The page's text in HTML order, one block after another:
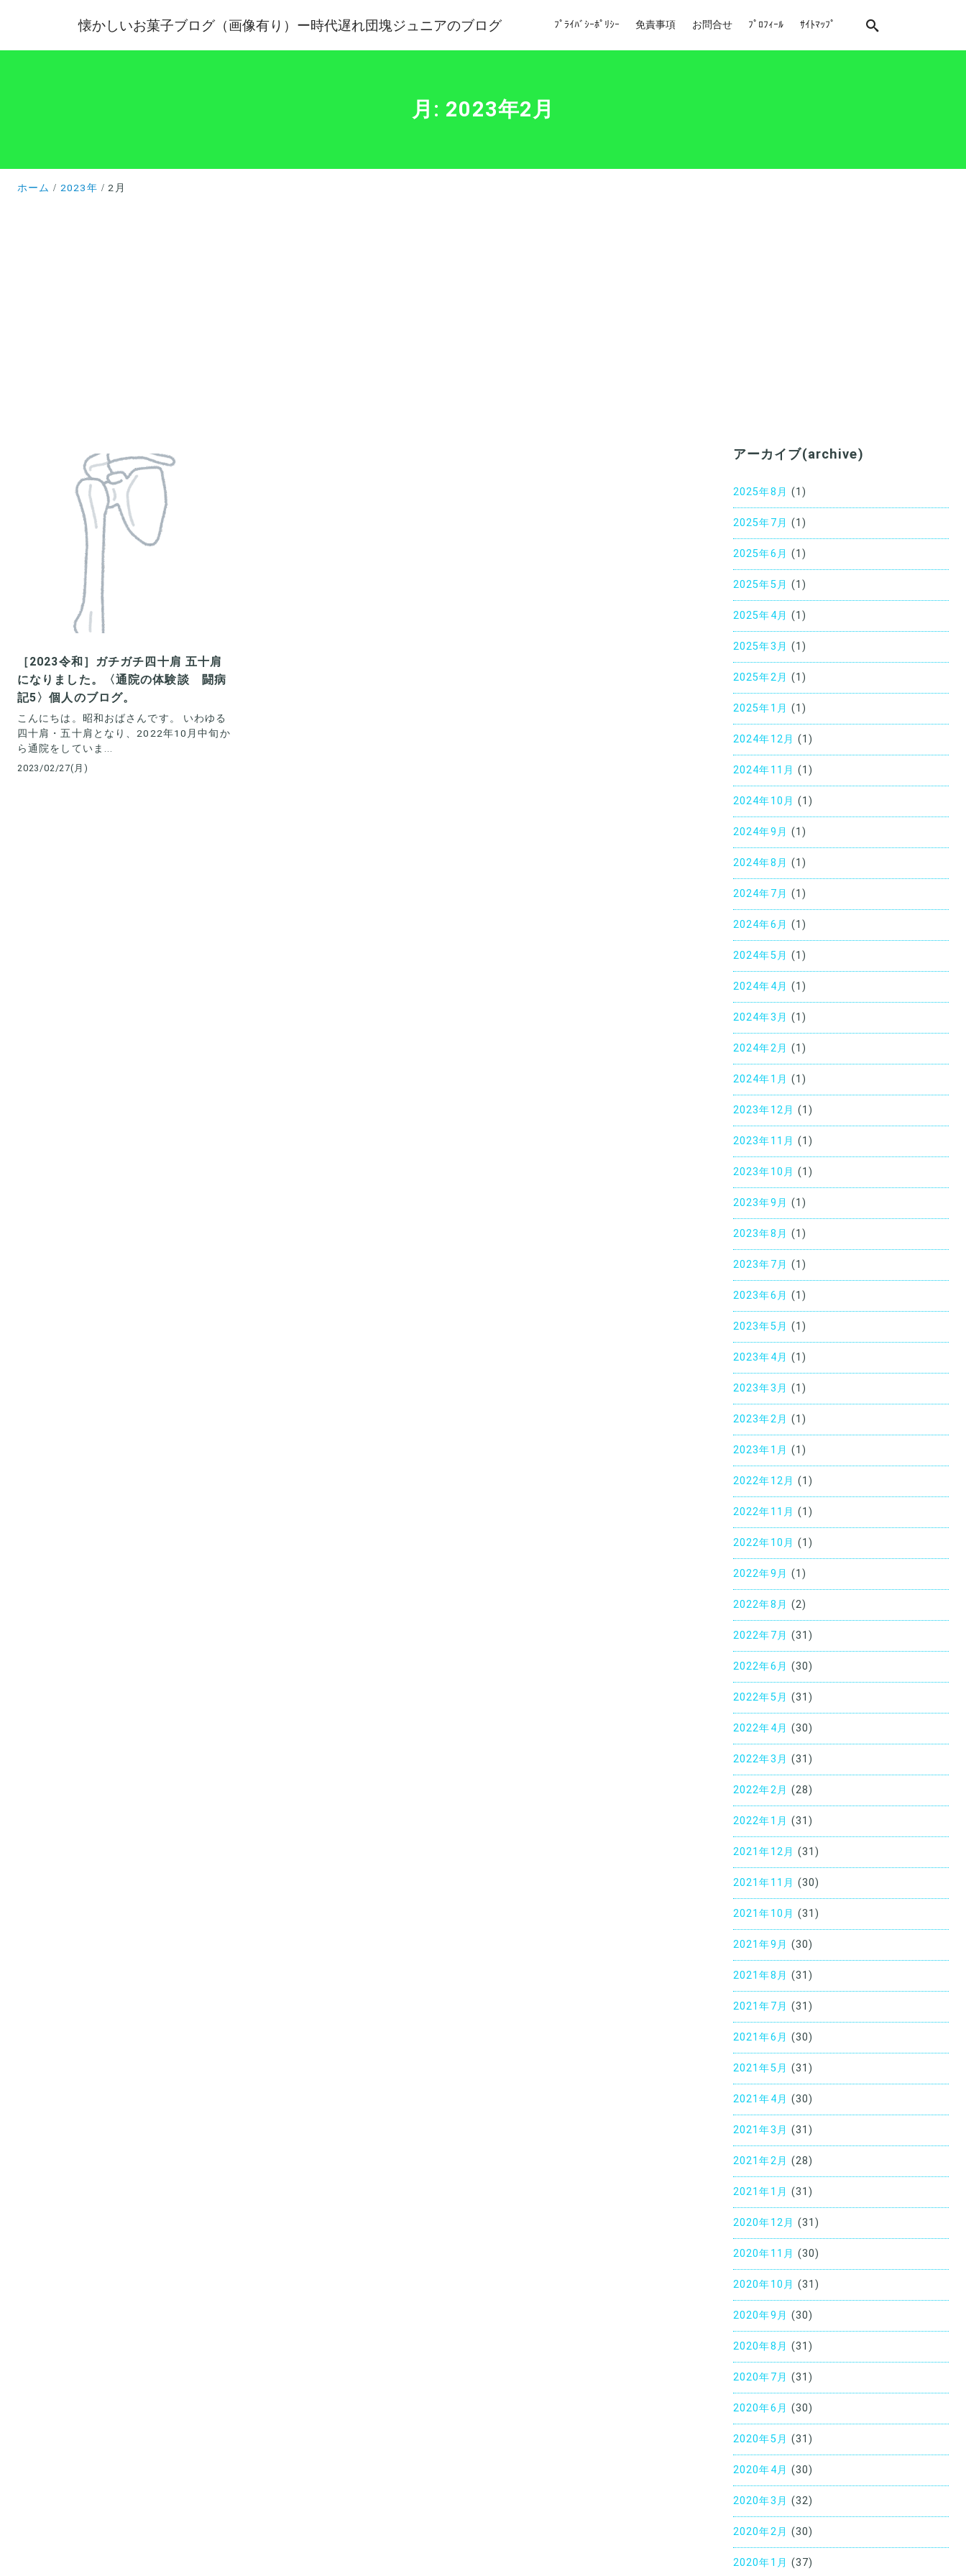
懐かしいお菓子ブログ（画像有り）ー時代遅れ団塊ジュニアのブログ ﾌﾟﾗｲﾊﾞｼｰﾎﾟﾘｼｰ 免責事項 お問合せ ﾌﾟﾛﾌｨｰﾙ ｻｲﾄﾏｯﾌﾟ
月: 2023年2月
ホーム 2023年 2月
［2023令和］ガチガチ四十肩 五十肩
になりました。〈通院の体験談 闘病
記5〉個人のブログ。
こんにちは。昭和おばさんです。 いわゆる
四十肩・五十肩となり、2022年10月中旬か
ら通院をしていま...
2023/02/27(月)
アーカイブ(archive)
2025年8月 (1)
2025年7月 (1)
2025年6月 (1)
2025年5月 (1)
2025年4月 (1)
2025年3月 (1)
2025年2月 (1)
2025年1月 (1)
2024年12月 (1)
2024年11月 (1)
2024年10月 (1)
2024年9月 (1)
2024年8月 (1)
2024年7月 (1)
2024年6月 (1)
2024年5月 (1)
2024年4月 (1)
2024年3月 (1)
2024年2月 (1)
2024年1月 (1)
2023年12月 (1)
2023年11月 (1)
2023年10月 (1)
2023年9月 (1)
2023年8月 (1)
2023年7月 (1)
2023年6月 (1)
2023年5月 (1)
2023年4月 (1)
2023年3月 (1)
2023年2月 (1)
2023年1月 (1)
2022年12月 (1)
2022年11月 (1)
2022年10月 (1)
2022年9月 (1)
2022年8月 (2)
2022年7月 (31)
2022年6月 (30)
2022年5月 (31)
2022年4月 (30)
2022年3月 (31)
2022年2月 (28)
2022年1月 (31)
2021年12月 (31)
2021年11月 (30)
2021年10月 (31)
2021年9月 (30)
2021年8月 (31)
2021年7月 (31)
2021年6月 (30)
2021年5月 (31)
2021年4月 (30)
2021年3月 (31)
2021年2月 (28)
2021年1月 (31)
2020年12月 (31)
2020年11月 (30)
2020年10月 (31)
2020年9月 (30)
2020年8月 (31)
2020年7月 (31)
2020年6月 (30)
2020年5月 (31)
2020年4月 (30)
2020年3月 (32)
2020年2月 (30)
2020年1月 (37)